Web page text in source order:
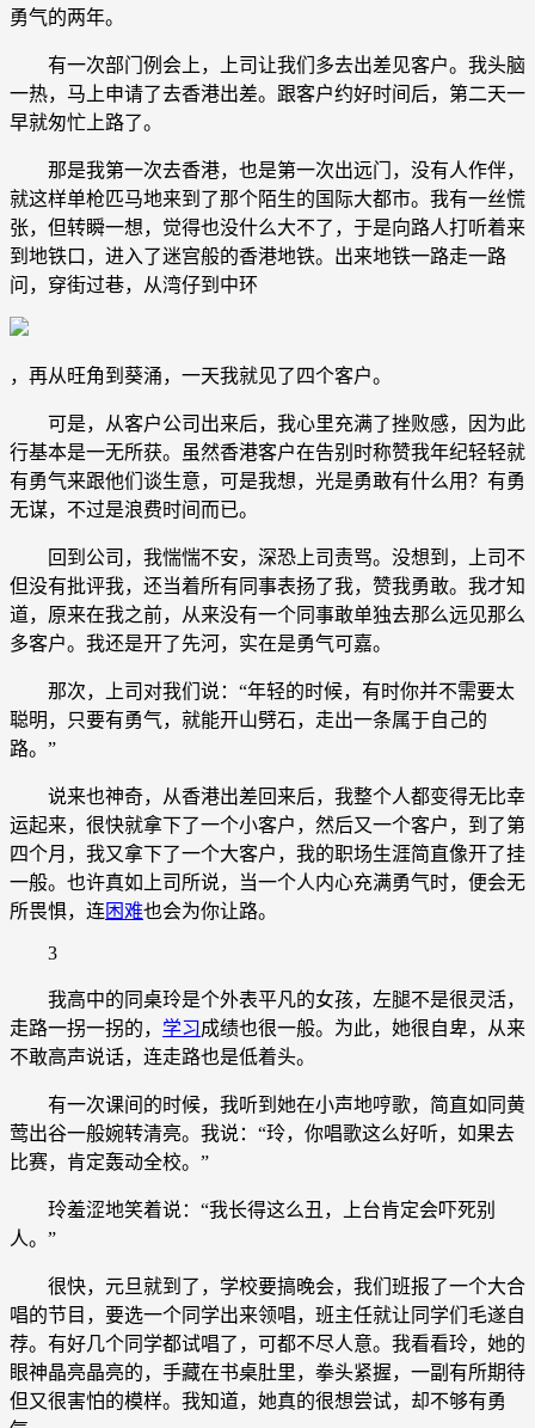
勇气的两年。
有一次部门例会上，上司让我们多去出差见客户。我头脑
一热，马上申请了去香港出差。跟客户约好时间后，第二天一
早就匆忙上路了。
那是我第一次去香港，也是第一次出远门，没有人作伴，
就这样单枪匹马地来到了那个陌生的国际大都市。我有一丝慌
张，但转瞬一想，觉得也没什么大不了，于是向路人打听着来
到地铁口，进入了迷宫般的香港地铁。出来地铁一路走一路
问，穿街过巷，从湾仔到中环
，再从旺角到葵涌，一天我就见了四个客户。
可是，从客户公司出来后，我心里充满了挫败感，因为此
行基本是一无所获。虽然香港客户在告别时称赞我年纪轻轻就
有勇气来跟他们谈生意，可是我想，光是勇敢有什么用？有勇
无谋，不过是浪费时间而已。
回到公司，我惴惴不安，深恐上司责骂。没想到，上司不
但没有批评我，还当着所有同事表扬了我，赞我勇敢。我才知
道，原来在我之前，从来没有一个同事敢单独去那么远见那么
多客户。我还是开了先河，实在是勇气可嘉。
那次，上司对我们说：“年轻的时候，有时你并不需要太
聪明，只要有勇气，就能开山劈石，走出一条属于自己的
路。”
说来也神奇，从香港出差回来后，我整个人都变得无比幸
运起来，很快就拿下了一个小客户，然后又一个客户，到了第
四个月，我又拿下了一个大客户，我的职场生涯简直像开了挂
一般。也许真如上司所说，当一个人内心充满勇气时，便会无
所畏惧，连 困难也会为你让路。
3
我高中的同桌玲是个外表平凡的女孩，左腿不是很灵活，
走路一拐一拐的， 学习成绩也很一般。为此，她很自卑，从来
不敢高声说话，连走路也是低着头。
有一次课间的时候，我听到她在小声地哼歌，简直如同黄
莺出谷一般婉转清亮。我说：“玲，你唱歌这么好听，如果去
比赛，肯定轰动全校。”
玲羞涩地笑着说：“我长得这么丑，上台肯定会吓死别
人。”
很快，元旦就到了，学校要搞晚会，我们班报了一个大合
唱的节目，要选一个同学出来领唱，班主任就让同学们毛遂自
荐。有好几个同学都试唱了，可都不尽人意。我看看玲，她的
眼神晶亮晶亮的，手藏在书桌肚里，拳头紧握，一副有所期待
但又很害怕的模样。我知道，她真的很想尝试，却不够有勇